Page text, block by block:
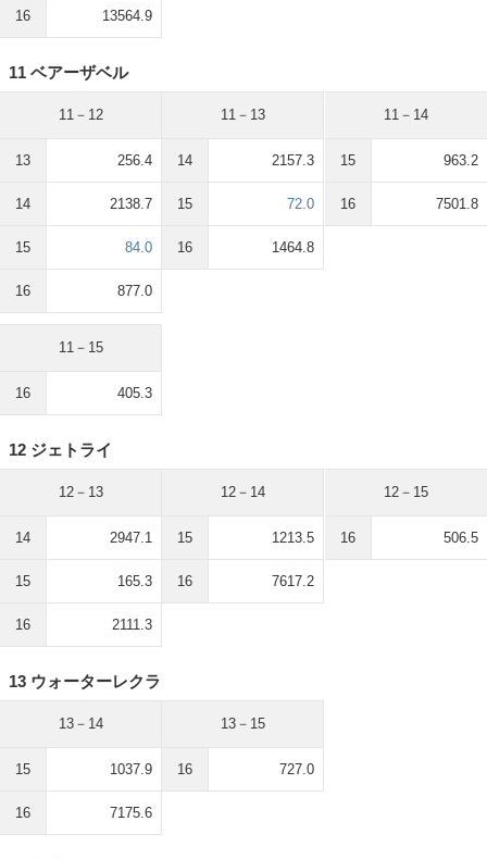
16 13564.9
11 ベアーザベル
11－12
13 256.4
14 2138.7
15 84.0
16 877.0
11－13
14 2157.3
15 72.0
16 1464.8
11－14
15 963.2
16 7501.8
11－15
16 405.3
12 ジェトライ
12－13
14 2947.1
15 165.3
16 2111.3
12－14
15 1213.5
16 7617.2
12－15
16 506.5
13 ウォーターレクラ
13－14
15 1037.9
16 7175.6
13－15
16 727.0